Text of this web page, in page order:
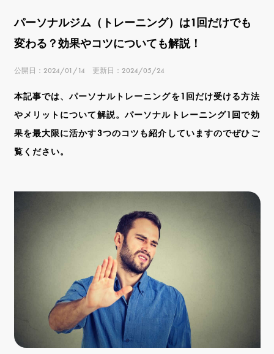
パーソナルジム（トレーニング）は1回だけでも
変わる？効果やコツについても解説！
公開日：2024/01/14 更新日：2024/05/24
本記事では、パーソナルトレーニングを1回だけ受ける方法
やメリットについて解説。パーソナルトレーニング1回で効
果を最大限に活かす3つのコツも紹介していますのでぜひご
覧ください。